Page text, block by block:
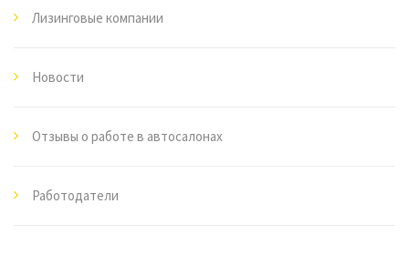
Лизинговые компании
Новости
Отзывы о работе в автосалонах
Работодатели